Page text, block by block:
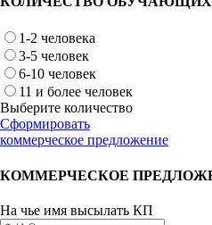
1-2 человека
3-5 человек
6-10 человек
11 и более человек
Выберите количество
Сформировать
коммерческое предложение
КОММЕРЧЕСКОЕ
На чье имя высылать КП